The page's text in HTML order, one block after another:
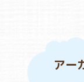
アー